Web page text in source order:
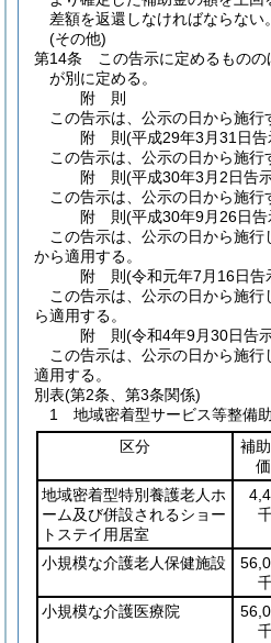
差額を返還しなければならない。
(その他)
第14条
この告示に定めるもの
が別に定める。
附 則
この告示は、公示の日から施行
附 則(平成29年3月31日告
この告示は、公示の日から施行
附 則(平成30年3月2日告
この告示は、公示の日から施行
附 則(平成30年9月26日告
この告示は、公示の日から施
から適用する。
附 則(令和元年7月16日告
この告示は、公示の日から施
ら適用する。
附 則(令和4年9月30日告
この告示は、公示の日から施
適用する。
別表(第2条、第3条関係)
1 地域密着型サービス等整備
区分
補
価
地域密着型特別養護老人ホ
ーム及び併設されるショー
トステイ用居室
小規模な介護老人保健施設
小規模な介護医療院